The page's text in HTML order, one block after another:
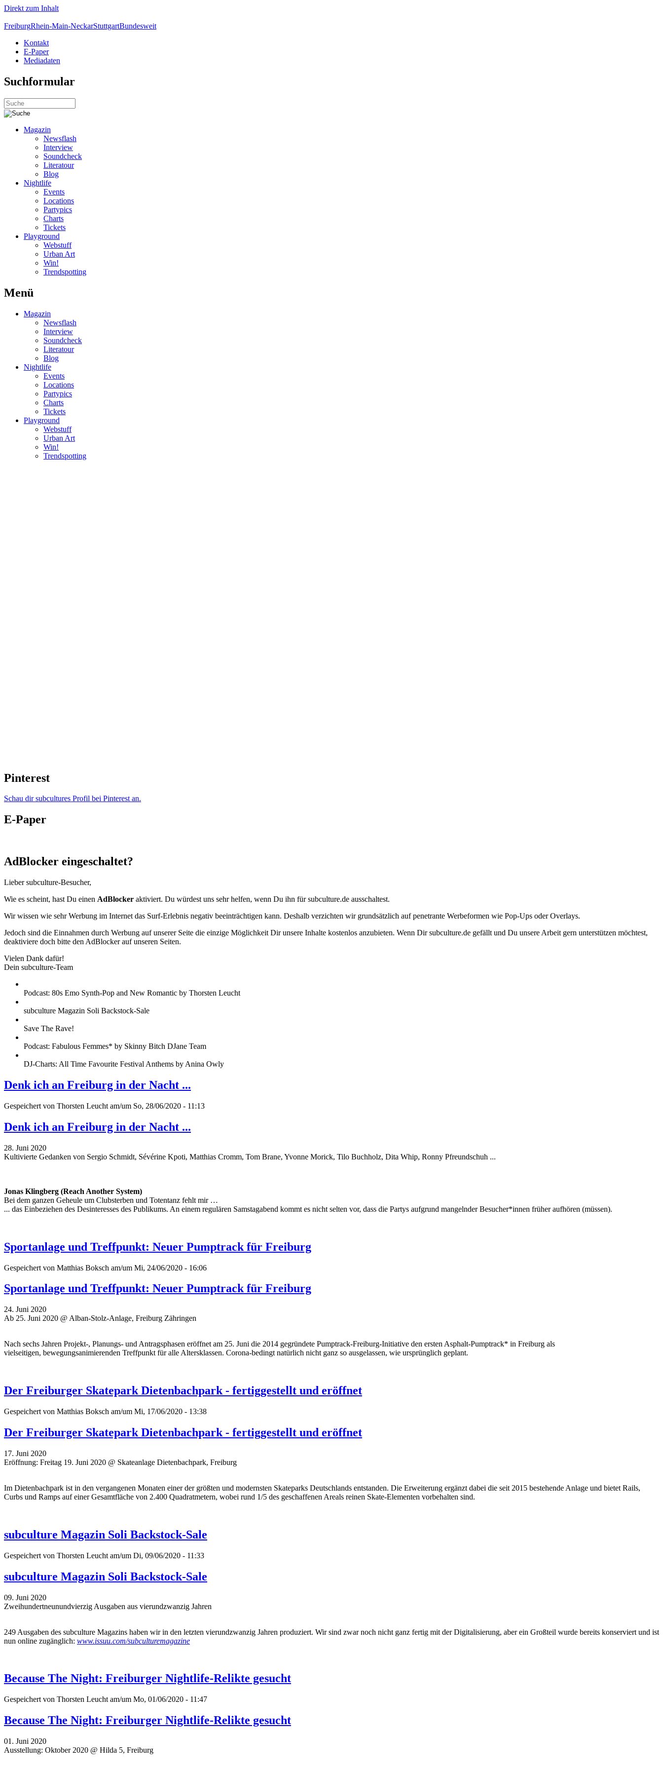
Direkt zum Inhalt
FreiburgRhein-Main-NeckarStuttgartBundesweit
Kontakt
E-Paper
Mediadaten
Suchformular
Magazin
Newsflash
Interview
Soundcheck
Literatour
Blog
Nightlife
Events
Locations
Partypics
Charts
Tickets
Playground
Webstuff
Urban Art
Win!
Trendspotting
Menü
Magazin
Newsflash
Interview
Soundcheck
Literatour
Blog
Nightlife
Events
Locations
Partypics
Charts
Tickets
Playground
Webstuff
Urban Art
Win!
Trendspotting
Pinterest
Schau dir subcultures Profil bei Pinterest an.
E-Paper
AdBlocker eingeschaltet?
Lieber subculture-Besucher,
Wie es scheint, hast Du einen AdBlocker aktiviert. Du würdest uns sehr helfen, wenn Du ihn für subculture.de ausschaltest.
Wir wissen wie sehr Werbung im Internet das Surf-Erlebnis negativ beeinträchtigen kann. Deshalb verzichten wir grundsätzlich auf penetrante Werbeformen wie Pop-Ups oder Overlays.
Jedoch sind die Einnahmen durch Werbung auf unserer Seite die einzige Möglichkeit Dir unsere Inhalte kostenlos anzubieten. Wenn Dir subculture.de gefällt und Du unsere Arbeit gern unterstützen möchtest,
deaktiviere doch bitte den AdBlocker auf unseren Seiten.
Vielen Dank dafür!
Dein subculture-Team
Podcast: 80s Emo Synth-Pop and New Romantic by Thorsten Leucht
subculture Magazin Soli Backstock-Sale
Save The Rave!
Podcast: Fabulous Femmes* by Skinny Bitch DJane Team
DJ-Charts: All Time Favourite Festival Anthems by Anina Owly
Denk ich an Freiburg in der Nacht ...
Gespeichert von Thorsten Leucht am/um So, 28/06/2020 - 11:13
Denk ich an Freiburg in der Nacht ...
28. Juni 2020
Kultivierte Gedanken von Sergio Schmidt, Sévérine Kpoti, Matthias Cromm, Tom Brane, Yvonne Morick, Tilo Buchholz, Dita Whip, Ronny Pfreundschuh ...
Jonas Klingberg (Reach Another System)
Bei dem ganzen Geheule um Clubsterben und Totentanz fehlt mir …
... das Einbeziehen des Desinteresses des Publikums. An einem regulären Samstagabend kommt es nicht selten vor, dass die Partys aufgrund mangelnder Besucher*innen früher aufhören (müssen).
Sportanlage und Treffpunkt: Neuer Pumptrack für Freiburg
Gespeichert von Matthias Boksch am/um Mi, 24/06/2020 - 16:06
Sportanlage und Treffpunkt: Neuer Pumptrack für Freiburg
24. Juni 2020
Ab 25. Juni 2020 @ Alban-Stolz-Anlage, Freiburg Zähringen
Nach sechs Jahren Projekt-, Planungs- und Antragsphasen eröffnet am 25. Juni die 2014 gegründete Pumptrack-Freiburg-Initiative den ersten Asphalt-Pumptrack* in Freiburg als
vielseitigen, bewegungsanimierenden Treffpunkt für alle Altersklassen. Corona-bedingt natürlich nicht ganz so ausgelassen, wie ursprünglich geplant.
Der Freiburger Skatepark Dietenbachpark - fertiggestellt und eröffnet
Gespeichert von Matthias Boksch am/um Mi, 17/06/2020 - 13:38
Der Freiburger Skatepark Dietenbachpark - fertiggestellt und eröffnet
17. Juni 2020
Eröffnung: Freitag 19. Juni 2020 @ Skateanlage Dietenbachpark, Freiburg
Im Dietenbachpark ist in den vergangenen Monaten einer der größten und modernsten Skateparks Deutschlands entstanden. Die Erweiterung ergänzt dabei die seit 2015 bestehende Anlage und bietet Rails,
Curbs und Ramps auf einer Gesamtfläche von 2.400 Quadratmetern, wobei rund 1/5 des geschaffenen Areals reinen Skate-Elementen vorbehalten sind.
subculture Magazin Soli Backstock-Sale
Gespeichert von Thorsten Leucht am/um Di, 09/06/2020 - 11:33
subculture Magazin Soli Backstock-Sale
09. Juni 2020
Zweihundertneunundvierzig Ausgaben aus vierundzwanzig Jahren
249 Ausgaben des subculture Magazins haben wir in den letzten vierundzwanzig Jahren produziert. Wir sind zwar noch nicht ganz fertig mit der Digitalisierung, aber ein Großteil wurde bereits konserviert und ist
nun online zugänglich: www.issuu.com/subculturemagazine
Because The Night: Freiburger Nightlife-Relikte gesucht
Gespeichert von Thorsten Leucht am/um Mo, 01/06/2020 - 11:47
Because The Night: Freiburger Nightlife-Relikte gesucht
01. Juni 2020
Ausstellung: Oktober 2020 @ Hilda 5, Freiburg